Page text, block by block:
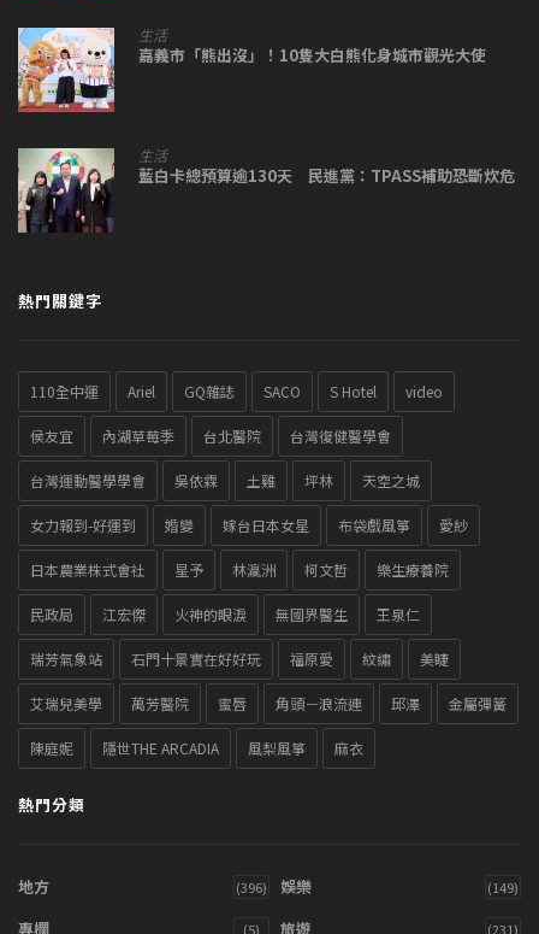
生活
嘉義市「熊出沒」！10隻大白熊化身城市觀光大使
生活
藍白卡總預算逾130天 民進黨：TPASS補助恐斷炊危
熱門關鍵字
110全中運 Ariel GQ雜誌 SACO S Hotel video
侯友宜 內湖草莓季 台北醫院 台灣復健醫學會
台灣運動醫學學會 吳依霖 土雞 坪林 天空之城
女力報到-好運到 婚變 嫁台日本女星 布袋戲風箏 愛紗
日本農業株式會社 星予 林瀛洲 柯文哲 樂生療養院
民政局 江宏傑 火神的眼淚 無國界醫生 王泉仁
瑞芳氣象站 石門十景實在好好玩 福原愛 紋繡 美睫
艾瑞兒美學 萬芳醫院 蜜唇 角頭－浪流連 邱澤 金屬彈簧
陳庭妮 隱世THE ARCADIA 風梨風箏 麻衣
熱門分類
地方 (396) 娛樂 (149)
專欄 (5) 旅遊 (231)